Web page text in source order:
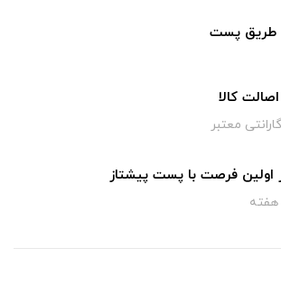
طریق پست
کالا
معتبر
اولین فرصت با پست پیشتاز